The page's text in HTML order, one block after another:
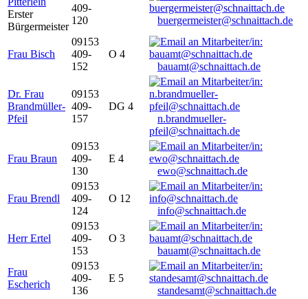
Erster
Bürgermeister
409-
120
buergermeister@schnaittach.de
Frau Bisch
09153
409-
152
O 4
bauamt@schnaittach.de
Dr. Frau
Brandmüller-
Pfeil
09153
409-
157
DG 4
n.brandmueller-
pfeil@schnaittach.de
Frau Braun
09153
409-
130
E 4
ewo@schnaittach.de
Frau Brendl
09153
409-
124
O 12
info@schnaittach.de
Herr Ertel
09153
409-
153
O 3
bauamt@schnaittach.de
Frau
Escherich
09153
409-
136
E 5
standesamt@schnaittach.de